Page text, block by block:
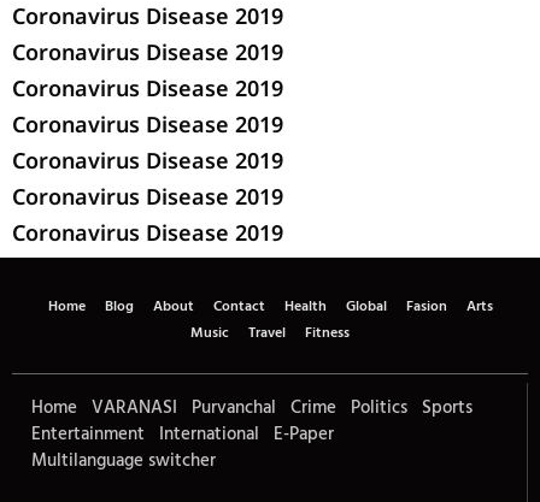
Coronavirus Disease 2019
Coronavirus Disease 2019
Coronavirus Disease 2019
Coronavirus Disease 2019
Coronavirus Disease 2019
Coronavirus Disease 2019
Coronavirus Disease 2019
Home Blog About Contact Health Global Fasion
Arts
Music
Travel Fitness
Home VARANASI Purvanchal Crime Politics Sports
Entertainment International E-Paper
Multilanguage switcher